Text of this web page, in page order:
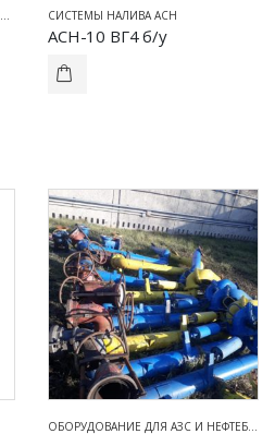
,В НАЛИЧИИ НА СКЛАДЕ
СИСТЕМЫ НАЛИВА АСН
АСН-10 ВГ4 б/у
ОБОРУДОВАНИЕ ДЛЯ АЗС И НЕФТЕБАЗ